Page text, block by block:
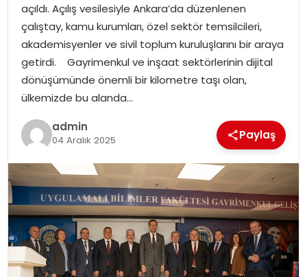
MAGAZIN
DÜNYA
OTOMOBIL
açıldı. Açılış vesilesiyle Ankara’da düzenlenen
çalıştay, kamu kurumları, özel sektör temsilcileri,
akademisyenler ve sivil toplum kuruluşlarını bir araya
getirdi. Gayrimenkul ve inşaat sektörlerinin dijital
dönüşümünde önemli bir kilometre taşı olan,
ülkemizde bu alanda…
admin
04 Aralık 2025 Paylaş